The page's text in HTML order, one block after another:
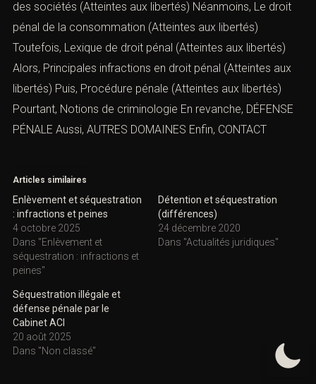
des sociétés (Atteintes aux libertés) Néanmoins, Le droit
pénal de la consommation (Atteintes aux libertés)
Toutefois, Lexique de droit pénal (Atteintes aux libertés)
Alors, Principales infractions en droit péna (Atteintes aux
libertés) Puis, Procédure pénale (Atteintes aux libertés)
Pourtant, Notions de criminologie En revanche, DÉFENSE
PÉNALE Aussi, AUTRES DOMAINES Enfin, CONTACT
Articles similaires
Enlèvement et séquestration
: infractions et peines
4 octobre 2025
Dans "Enlèvement et
séquestration : infractions et
peines"
Détention et séquestration
(différences)
24 décembre 2020
Dans "Actualités juridiques"
Séquestration illégale et
défense pénale par le
Cabinet ACI
20 août 2025
Dans "Non classé"